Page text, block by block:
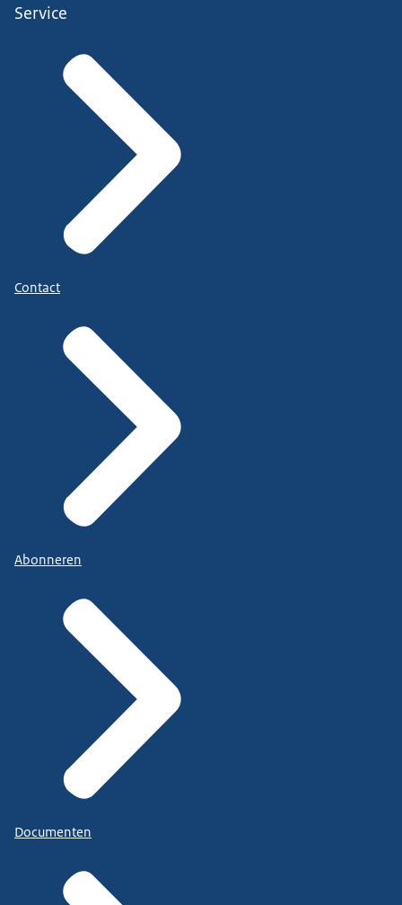
Service
Contact
Abonneren
Documenten